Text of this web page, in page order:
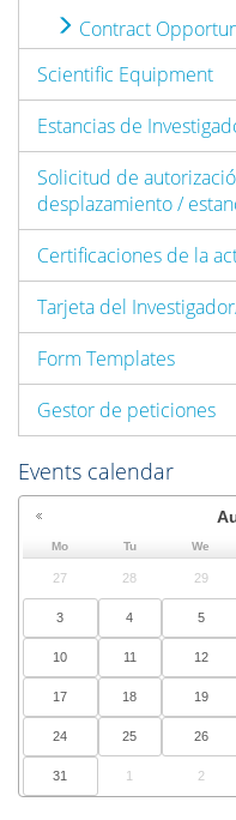
Contract
Scientific Equipment
Estancias de
Solicitud de
desplazamiento /
Certificaciones de la
Tarjeta del
Form Templates
Gestor de peticiones
Events calendar
Mo Tu We
27 28 29
3 4 5
10 11 12
17 18 19
24 25 26
31 1 2